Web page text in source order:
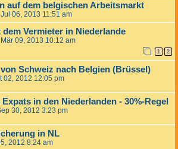
auf dem belgischen Arbeitsmarkt
06, 2013 11:51 am
dem Vermieter in Niederlande
09, 2013 10:12 am
1 2
Schweiz nach Belgien (Brüssel)
02, 2012 12:05 pm
in den Niederlanden - 30%-Regel
30, 2012 3:23 pm
in NL
2012 8:24 am